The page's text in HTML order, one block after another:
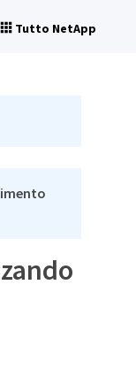
Tutto NetApp